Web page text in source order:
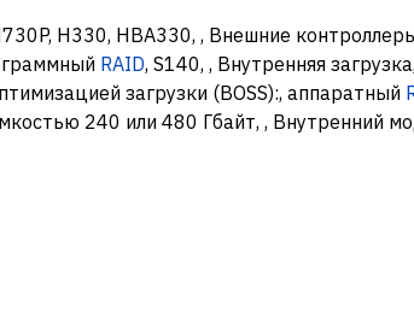
H330, HBA330, , Внешние
RAID, S140, , Внутренняя
загрузки (BOSS):, аппаратный
240 или 480 Гбайт, , Внутренний